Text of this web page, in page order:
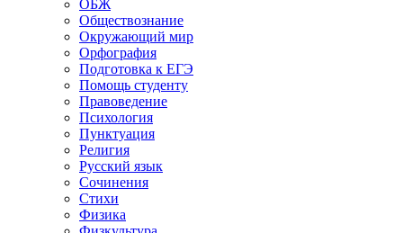
ОБЖ
Обществознание
Окружающий мир
Орфография
Подготовка к ЕГЭ
Помощь студенту
Правоведение
Психология
Пунктуация
Религия
Русский язык
Сочинения
Стихи
Физика